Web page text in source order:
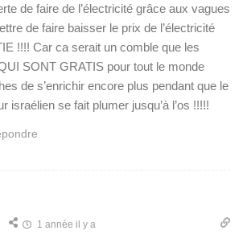
de faire de l’électricité grâce aux vagues
de faire baisser le prix de l’électricité
!!!! Car ca serait un comble que les
SONT GRATIS pour tout le monde
de s’enrichir encore plus pendant que le
israélien se fait plumer jusqu’à l’os !!!!!
1 année il y a